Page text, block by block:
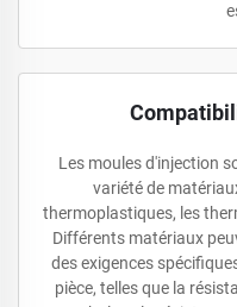
Les moules d'injection
variété de
thermoplastiques, les
Différents matériaux
des exigences
pièce, telles que la